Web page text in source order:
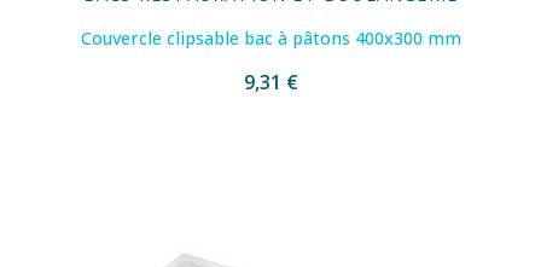
Couvercle clipsable bac à pâtons 400x300 mm
9,31 €